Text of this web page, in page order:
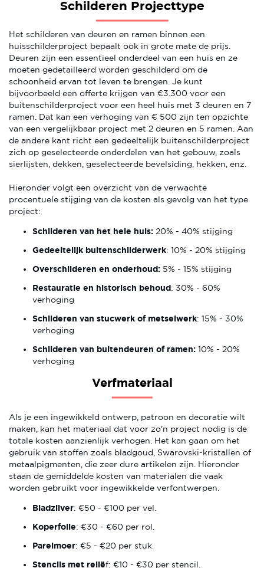
Schilderen Projecttype
Het schilderen van deuren en ramen binnen een
huisschilderproject bepaalt ook in grote mate de prijs.
Deuren zijn een essentieel onderdeel van een huis en ze
moeten gedetailleerd worden geschilderd om de
schoonheid ervan tot leven te brengen. Je kunt
bijvoorbeeld een offerte krijgen van €3.300 voor een
buitenschilderproject voor een heel huis met 3 deuren en 7
ramen. Dat kan een verhoging van € 500 zijn ten opzichte
van een vergelijkbaar project met 2 deuren en 5 ramen. Aan
de andere kant richt een gedeeltelijk buitenschilderproject
zich op geselecteerde onderdelen van het gebouw, zoals
sierlijsten, dekken, geselecteerde bevelsiding, hekken, enz.
Hieronder volgt een overzicht van de verwachte
procentuele stijging van de kosten als gevolg van het type
project:
Schilderen van het hele huis: 20% - 40% stijging
Gedeeltelijk buitenschilderwerk: 10% - 20% stijging
Overschilderen en onderhoud: 5% - 15% stijging
Restauratie en historisch behoud: 30% - 60%
verhoging
Schilderen van stucwerk of metselwerk: 15% - 30%
verhoging
Schilderen van buitendeuren of ramen: 10% - 20%
verhoging
Verfmateriaal
Als je een ingewikkeld ontwerp, patroon en decoratie wilt
maken, kan het materiaal dat voor zo'n project nodig is de
totale kosten aanzienlijk verhogen. Het kan gaan om het
gebruik van stoffen zoals bladgoud, Swarovski-kristallen of
metaalpigmenten, die zeer dure artikelen zijn. Hieronder
staan de gemiddelde kosten van materialen die vaak
worden gebruikt voor ingewikkelde verfontwerpen.
Bladzilver: €50 - €100 per vel.
Koperfolie: €30 - €60 per rol.
Parelmoer: €5 - €20 per stuk.
Stencils met reliëf: €10 - €30 per stencil.